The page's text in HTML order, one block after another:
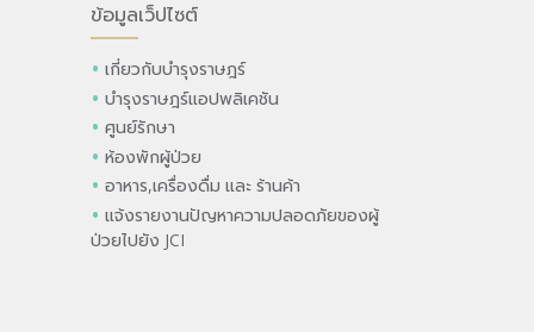
ข้อมูลเว็ปไซต์
เกี่ยวกับบำรุงราษฎร์
บำรุงราษฎร์แอปพลิเคชัน
ศูนย์รักษา
ห้องพักผู้ป่วย
อาหาร,เครื่องดื่ม และ ร้านค้า
แจ้งรายงานปัญหาความปลอดภัยของผู้
ป่วยไปยัง JCI